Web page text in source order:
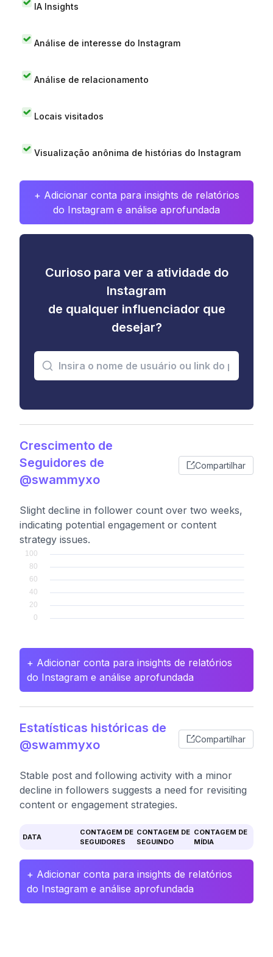
IA Insights
Análise de interesse do Instagram
Análise de relacionamento
Locais visitados
Visualização anônima de histórias do Instagram
+ Adicionar conta para insights de relatórios
do Instagram e análise aprofundada
Curioso para ver a atividade do
Instagram
de qualquer influenciador que
desejar?
Crescimento de
Seguidores de
@swammyxo
Compartilhar
Slight decline in follower count over two weeks,
indicating potential engagement or content
strategy issues.
+ Adicionar conta para insights de relatórios
do Instagram e análise aprofundada
Estatísticas históricas de
@swammyxo
Compartilhar
Stable post and following activity with a minor
decline in followers suggests a need for revisiting
content or engagement strategies.
DATA
CONTAGEM DE
SEGUIDORES
CONTAGEM DE
SEGUINDO
CONTAGEM DE
MÍDIA
+ Adicionar conta para insights de relatórios
do Instagram e análise aprofundada